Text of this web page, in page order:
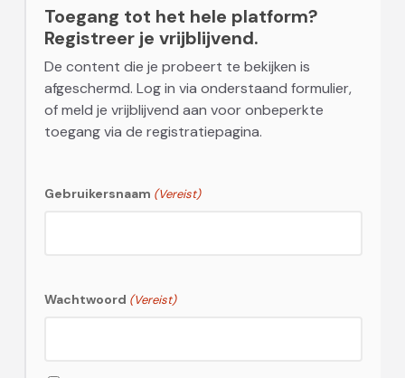
Toegang tot het hele platform?
Registreer je vrijblijvend.
De content die je probeert te bekijken is
afgeschermd. Log in via onderstaand formulier,
of meld je vrijblijvend aan voor onbeperkte
toegang via de registratiepagina.
Gebruikersnaam (Vereist)
Wachtwoord (Vereist)